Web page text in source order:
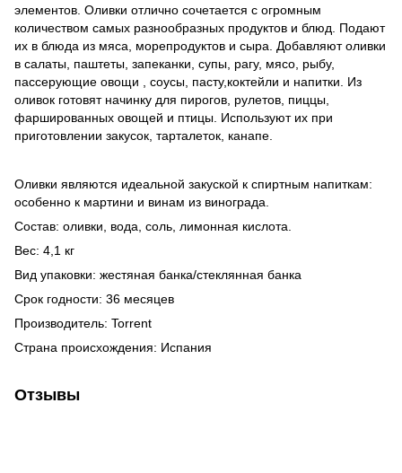
элементов. Оливки отлично сочетается с огромным
количеством самых разнообразных продуктов и блюд. Подают
их в блюда из мяса, морепродуктов и сыра. Добавляют оливки
в салаты, паштеты, запеканки, супы, рагу, мясо, рыбу,
пассерующие овощи , соусы, пасту,коктейли и напитки. Из
оливок готовят начинку для пирогов, рулетов, пиццы,
фаршированных овощей и птицы. Используют их при
приготовлении закусок, тарталеток, канапе.
Оливки являются идеальной закуской к спиртным напиткам:
особенно к мартини и винам из винограда.
Состав: оливки, вода, соль, лимонная кислота.
Вес: 4,1 кг
Вид упаковки: жестяная банка/стеклянная банка
Срок годности: 36 месяцев
Производитель: Torrent
Страна происхождения: Испания
Отзывы